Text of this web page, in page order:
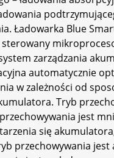
Ładowarka Blue
sterowany
zarządzania
automatycznie
w zależności od
Tryb
jest
się
przechowywania jest